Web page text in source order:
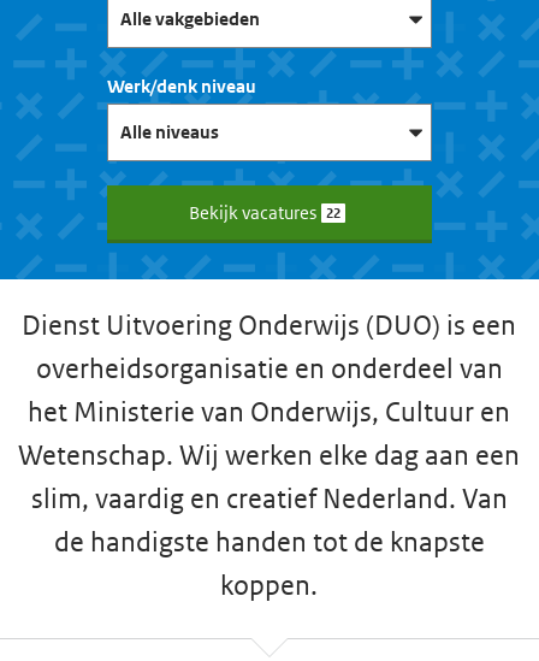
Werk/denk niveau
Bekijk vacatures 22
Dienst Uitvoering Onderwijs (DUO) is een
overheidsorganisatie en onderdeel van
het Ministerie van Onderwijs, Cultuur en
Wetenschap. Wij werken elke dag aan een
slim, vaardig en creatief Nederland. Van
de handigste handen tot de knapste
koppen.